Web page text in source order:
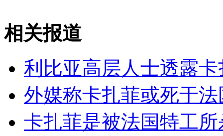
外交部：反对强权政治霸凌主义
外交部：有关国家言论片面不公正
安徽一实载49人客车翻车
相关报道
利比亚高层人士透露
外媒称卡扎菲或死于
卡扎菲是被法国特工所